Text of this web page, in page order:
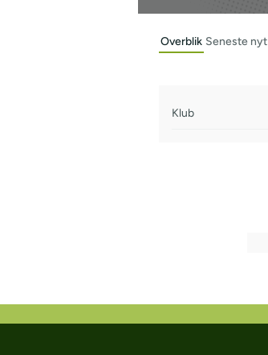
Overblik Seneste nyt
Klub